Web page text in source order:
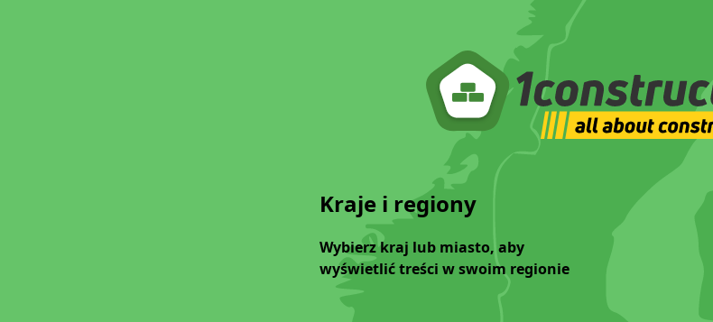
Kraje i regiony
Wybierz kraj lub miasto, aby
wyświetlić treści w swoim regionie